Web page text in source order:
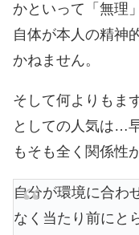
かといって「無理
自体が本人の精神
かねません。
そして何よりもま
としての人気は…
もそも全く関係性
自分が環境に合わ
なく当たり前にと